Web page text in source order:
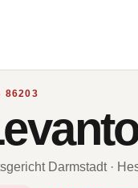
86203
Darmstadt ·